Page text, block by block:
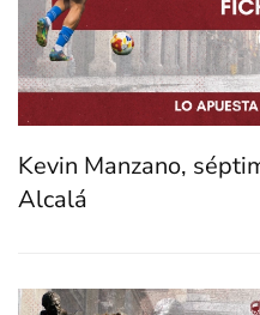
Kevin Manzano,
Alcalá